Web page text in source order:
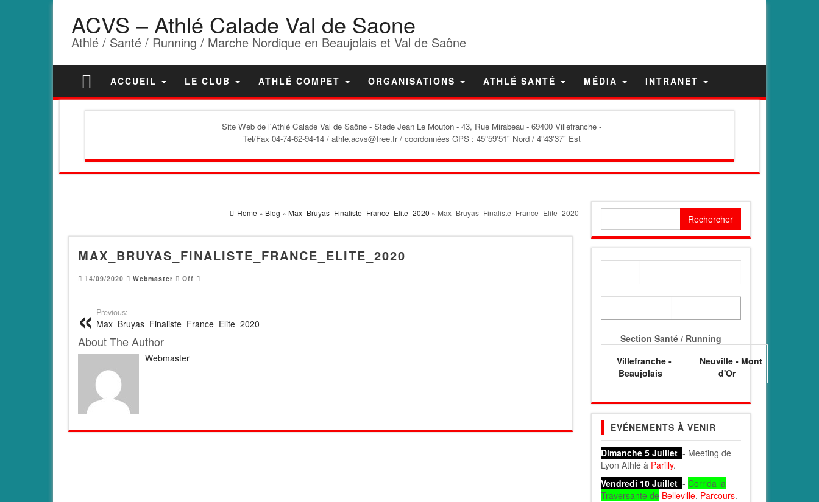
ACVS – Athlé Calade Val de Saone
Athlé / Santé / Running / Marche Nordique en Beaujolais et Val de Saône
ACCUEIL LE CLUB ATHLÉ COMPET ORGANISATIONS ATHLÉ SANTÉ MÉDIA INTRANET
Site Web de l'Athlé Calade Val de Saône - Stade Jean Le Mouton - 43, Rue Mirabeau - 69400 Villefranche -
Tel/Fax 04-74-62-94-14 / athle.acvs@free.fr / coordonnées GPS : 45°59'51" Nord / 4°43'37" Est
Home » Blog » Max_Bruyas_Finaliste_France_Elite_2020 » Max_Bruyas_Finaliste_France_Elite_2020
MAX_BRUYAS_FINALISTE_FRANCE_ELITE_2020
14/09/2020 Webmaster Off
Previous:
Max_Bruyas_Finaliste_France_Elite_2020
About The Author
Webmaster
Section Santé / Running
Villefranche -
Beaujolais
Neuville - Mont
d'Or
EVÉNEMENTS À VENIR
Dimanche 5 Juillet - Meeting de
Lyon Athlé à Parilly.
Vendredi 10 Juillet - Corrida la
Traversante de Belleville. Parcours.